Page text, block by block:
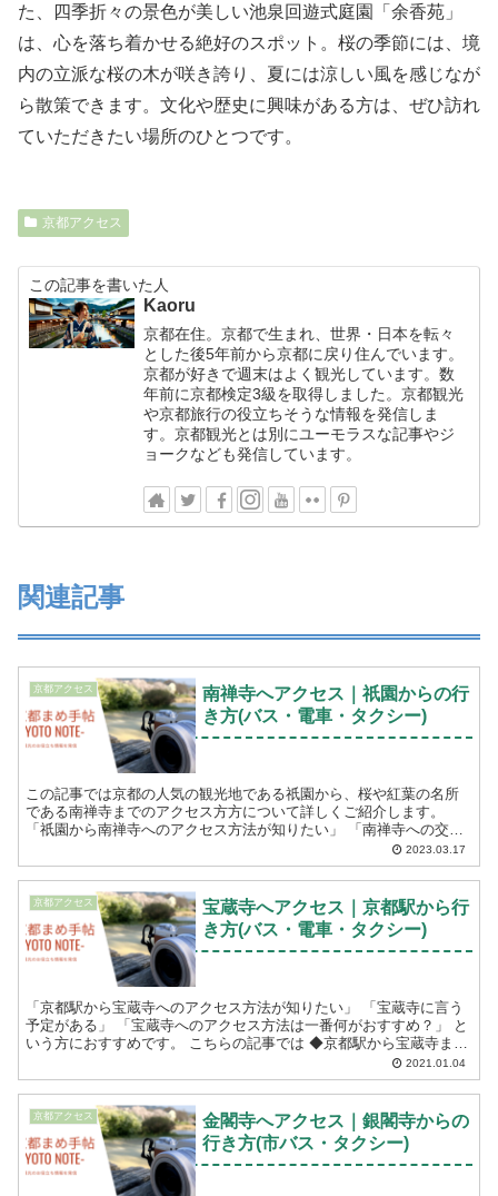
た、四季折々の景色が美しい池泉回遊式庭園「余香苑」
は、心を落ち着かせる絶好のスポット。桜の季節には、境
内の立派な桜の木が咲き誇り、夏には涼しい風を感じなが
ら散策できます。文化や歴史に興味がある方は、ぜひ訪れ
ていただきたい場所のひとつです。
京都アクセス
この記事を書いた人
Kaoru
京都在住。京都で生まれ、世界・日本を転々
とした後5年前から京都に戻り住んでいます。
京都が好きで週末はよく観光しています。数
年前に京都検定3級を取得しました。京都観光
や京都旅行の役立ちそうな情報を発信しま
す。京都観光とは別にユーモラスな記事やジ
ョークなども発信しています。
関連記事
京都アクセス
南禅寺へアクセス｜祇園からの行
き方(バス・電車・タクシー)
この記事では京都の人気の観光地である祇園から、桜や紅葉の名所
である南禅寺までのアクセス方方について詳しくご紹介します。
「祇園から南禅寺へのアクセス方法が知りたい」 「南禅寺への交通
2023.03.17
京都アクセス
宝蔵寺へアクセス｜京都駅から行
き方(バス・電車・タクシー)
「京都駅から宝蔵寺へのアクセス方法が知りたい」 「宝蔵寺に言う
予定がある」 「宝蔵寺へのアクセス方法は一番何がおすすめ？」 と
いう方におすすめです。 こちらの記事では ◆京都駅から宝蔵寺まで
2021.01.04
京都アクセス
金閣寺へアクセス｜銀閣寺からの
行き方(市バス・タクシー)